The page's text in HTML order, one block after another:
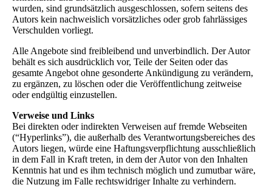
wurden, sind grundsätzlich ausgeschlossen, sofern seitens des
Autors kein nachweislich vorsätzliches oder grob fahrlässiges
Verschulden vorliegt.
Alle Angebote sind freibleibend und unverbindlich. Der Autor
behält es sich ausdrücklich vor, Teile der Seiten oder das
gesamte Angebot ohne gesonderte Ankündigung zu verändern,
zu ergänzen, zu löschen oder die Veröffentlichung zeitweise
oder endgültig einzustellen.
Verweise und Links
Bei direkten oder indirekten Verweisen auf fremde Webseiten
(“Hyperlinks”), die außerhalb des Verantwortungsbereiches des
Autors liegen, würde eine Haftungsverpflichtung ausschließlich
in dem Fall in Kraft treten, in dem der Autor von den Inhalten
Kenntnis hat und es ihm technisch möglich und zumutbar wäre,
die Nutzung im Falle rechtswidriger Inhalte zu verhindern.